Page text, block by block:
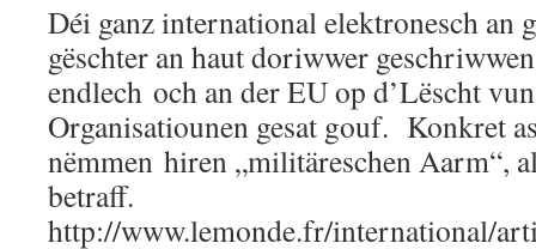
Déi ganz international elektronesch an
gëschter an haut doriwwer
endlech och an der EU op d’Lëscht
Organisatiounen gesat gouf. Konkret
nëmmen hiren „militäreschen Aarm“,
betraff.
http://www.lemonde.fr/international/